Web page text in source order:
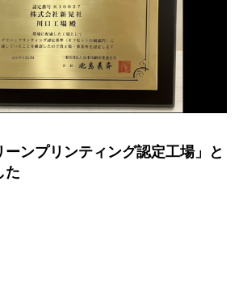
ーンプリンティング認定工場」と
た